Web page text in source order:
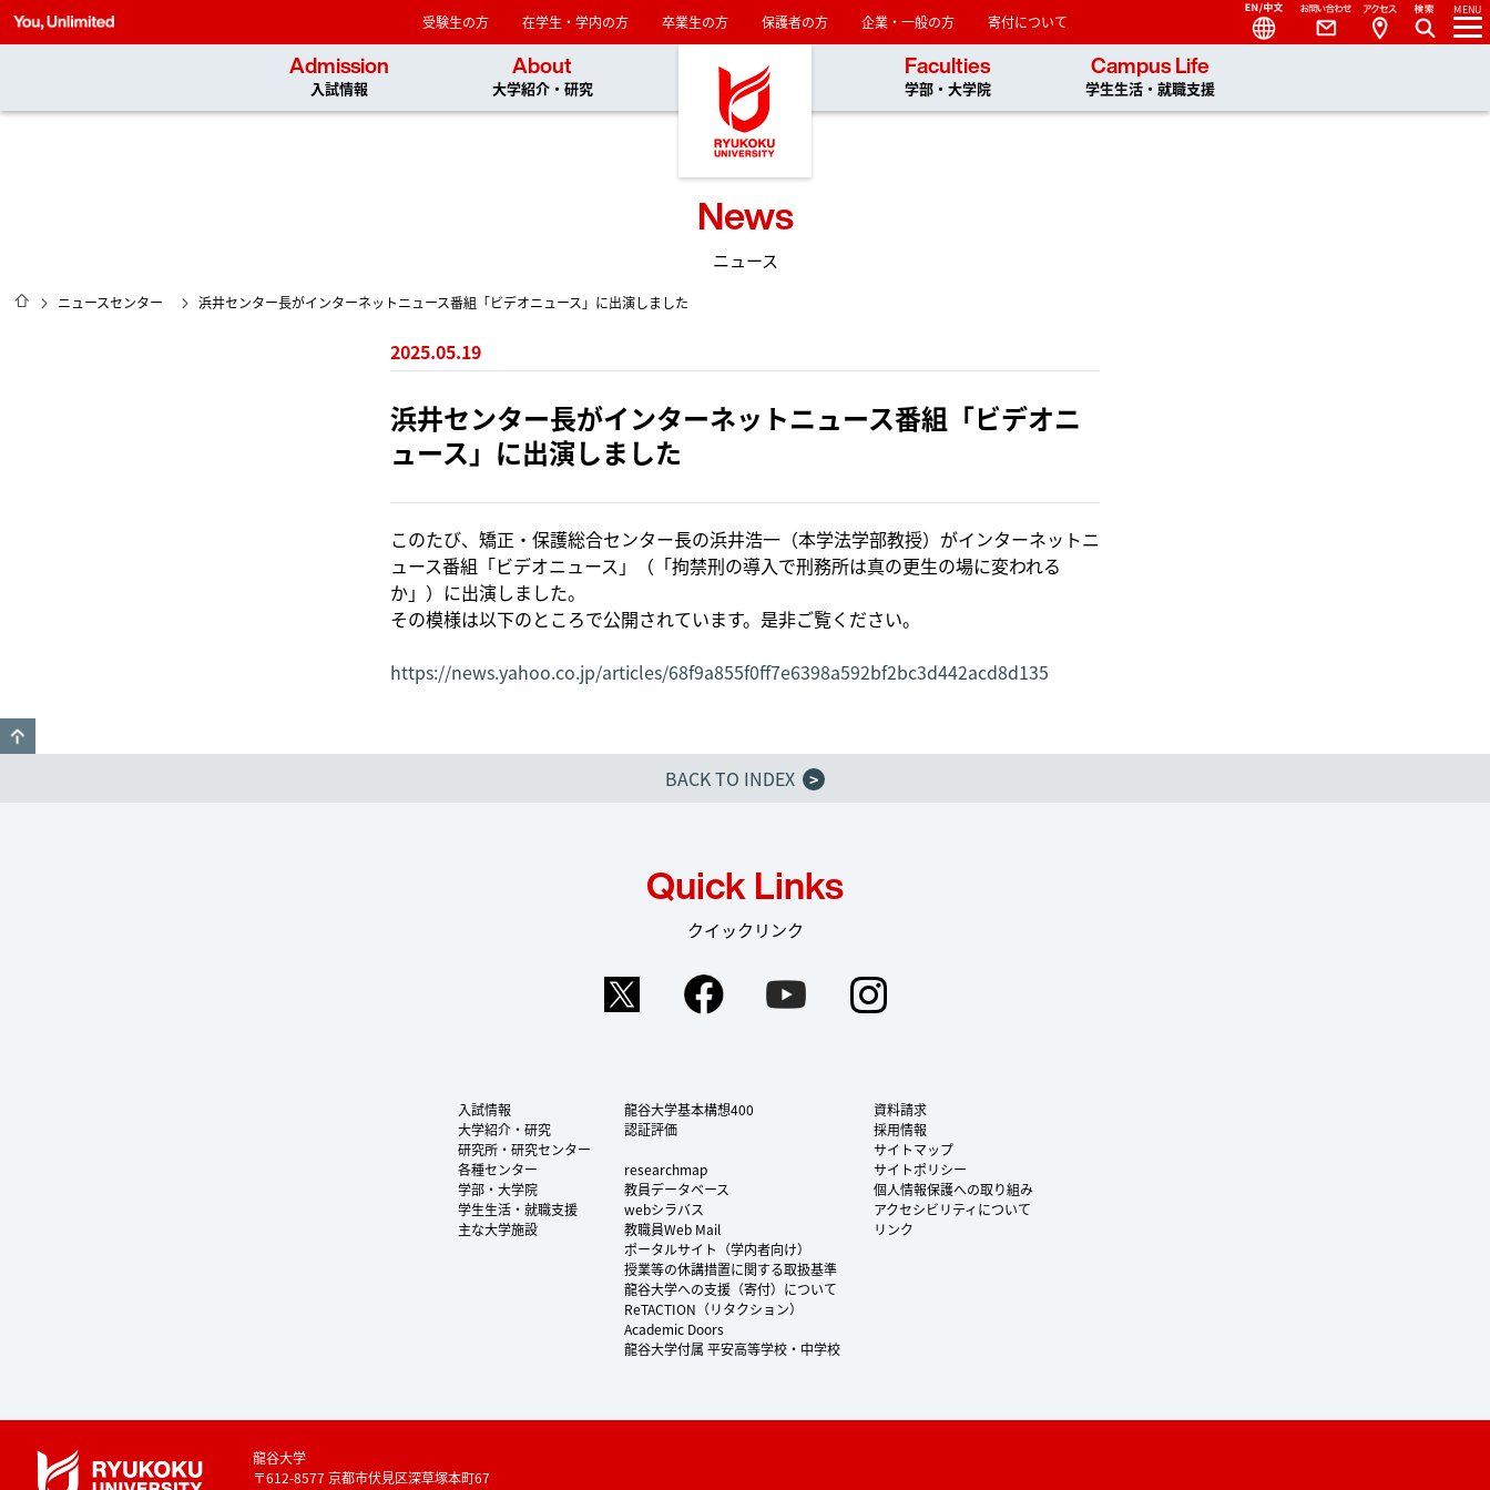
龍谷大学 You, Unlimited
受験生の方 在学生・学内の方 卒業生の方 保護者の方 企業・一般の方 寄付について
Admission
入試情報
About
大学紹介・研究
Faculties
学部・大学院
Campus Life
学生生活・就職支援
MENU
Access
Contact
Language
News
ニュース
HOME
ニュースセンター 浜井センター長がインターネットニュース番組「ビデオニュース」に出演しました
2025.05.19
浜井センター長がインターネットニュース番組「ビデオニ
ュース」に出演しました
このたび、矯正・保護総合センター長の浜井浩一（本学法学部教授）がインターネットニ
ュース番組「ビデオニュース」（「拘禁刑の導入で刑務所は真の更生の場に変われる
か」）に出演しました。
その模様は以下のところで公開されています。是非ご覧ください。
https://news.yahoo.co.jp/articles/68f9a855f0ff7e6398a592bf2bc3d442acd8d135
BACK TO INDEX
>
Quick Links
クイックリンク
Twitter FacebookYouTube
入試情報
大学紹介・研究
研究所・研究センター
各種センター
学部・大学院
学生生活・就職支援
主な大学施設
龍谷大学基本構想400
認証評価
researchmap
教員データベース
webシラバス
教職員Web Mail
ポータルサイト（学内者向け）
授業等の休講措置に関する取扱基準
龍谷大学への支援（寄付）について
ReTACTION（リタクション）
Academic Doors
龍谷大学付属 平安高等学校・中学校
資料請求
採用情報
サイトマップ
サイトポリシー
個人情報保護への取り組み
アクセシビリティについて
リンク
龍谷大学
〒612-8577 京都市伏見区深草塚本町67